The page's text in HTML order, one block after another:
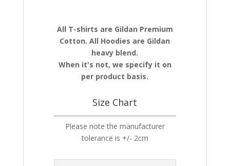
All T-shirts are Gildan Premium
Cotton. All Hoodies are Gildan
heavy blend.
When it's not, we specify it on
per product basis.
Size Chart
Please note the manufacturer
tolerance is +/- 2cm